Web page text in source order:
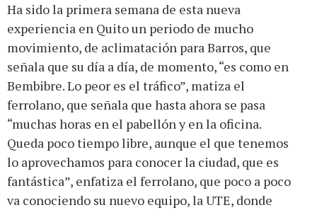
Ha sido la primera semana de esta nueva
experiencia en Quito un periodo de mucho
movimiento, de aclimatación para Barros, que
señala que su día a día, de momento, “es como en
Bembibre. Lo peor es el tráfico”, matiza el
ferrolano, que señala que hasta ahora se pasa
“muchas horas en el pabellón y en la oficina.
Queda poco tiempo libre, aunque el que tenemos
lo aprovechamos para conocer la ciudad, que es
fantástica”, enfatiza el ferrolano, que poco a poco
va conociendo su nuevo equipo, la UTE, donde